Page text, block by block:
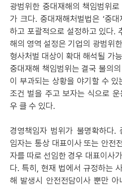
광범위한 중대재해의 책임범위
가 크다. 중대재해처벌법은 ‘중
하고 포괄적으로 설정하고 있다.
해의 영역 설정은 기업의 광범위
형사처벌 대상이 확대 해석될 가
중대재해 책임범위는 결국 불의
이 부과되는 상황을 야기할 수
조건 벌을 주고 보자는 식으로
우 클 수 있다.
경영책임자 범위가 불명확하다.
임자는 통상 대표이사 또는 안전
자를 따로 선임한 경우 대표이사
다. 특히, 현재 법에서 규정하는
해 발생시 안전전담이사 뿐만